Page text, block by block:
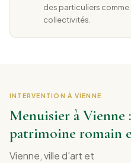
des particuliers
collectivités.
INTERVENTION À VIENNE
Menuisier à Vienne
patrimoine romain
Vienne, ville d'art et